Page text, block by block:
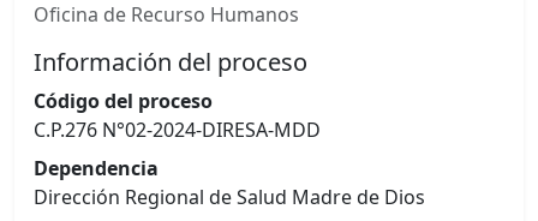
Oficina de Recurso Humanos
Información del proceso
Código del proceso
C.P.276 N°02-2024-DIRESA-MDD
Dependencia
Dirección Regional de Salud Madre de Dios